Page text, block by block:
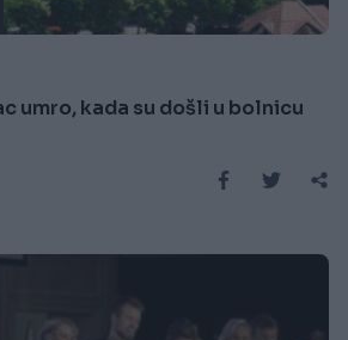
umro, kada su došli u bolnicu